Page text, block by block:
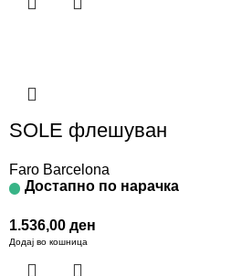
SOLE флешуван
Faro Barcelona
Достапно по нарачка
1.536,00 ден
Додај во кошница